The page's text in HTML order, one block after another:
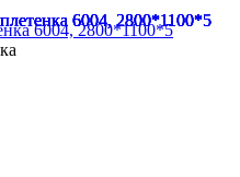
6004, 2800*1100*5